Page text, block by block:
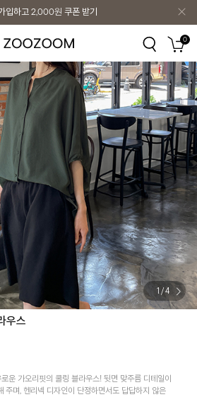
입하고 2,000원 쿠폰 받기
0
/ 4
우스
운 가오리핏의 쿨링 블라우스! 뒷면 맞주름 디테일이
주며, 헨리넥 디자인이 단정하면서도 답답하지 않은